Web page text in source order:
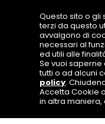
Questo sito o gli
terzi da questo
avvalgono di
necessari al
ed utili alle
Se vuoi
tutti o ad alcuni
policy.
Accetta Cookie
in altra maniera,